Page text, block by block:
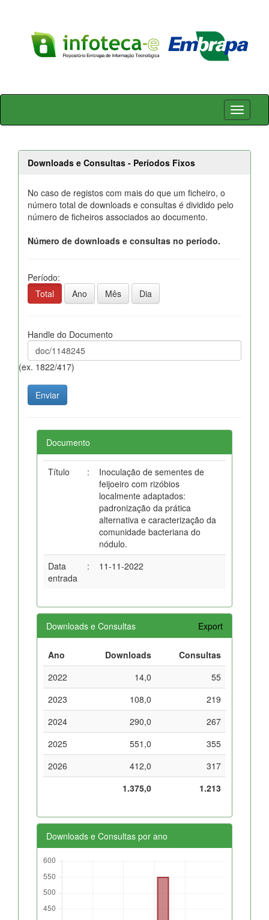
Skip
Downloads e Consultas - Períodos Fixos
No caso de registos com mais do que um ficheiro, o
número total de downloads e consultas é dividido pelo
número de ficheiros associados ao documento.
Número de downloads e consultas no período.
Período:
Total
Ano Mês Dia
Handle do Documento
(ex. 1822/417)
Documento
Título :
Inoculação de sementes de
feijoeiro com rizóbios
localmente adaptados:
padronização da prática
alternativa e caracterização da
comunidade bacteriana do
nódulo.
Data
entrada
: 11-11-2022
Downloads e Consultas Export
Ano Downloads
Consultas
2022
14,0
55
2023
108,0
219
2024
290,0
267
2025
551,0
355
2026
412,0
317
1.375,0
1.213
Downloads e Consultas por ano